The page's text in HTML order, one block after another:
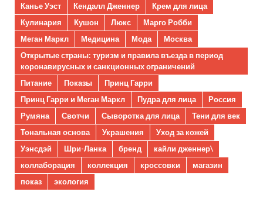
Канье Уэст
Кендалл Дженнер
Крем для лица
Кулинария
Кушон Люкс
Марго Робби
Меган Маркл
Медицина Мода
Москва
Открытые страны: туризм и правила въезда в период
коронавирусных и санкционных ограничений
Питание
Показы
Принц Гарри
Принц Гарри и Меган Маркл
Пудра для лица
Россия
Румяна
Свотчи Сыворотка для лица
Тени для век
Тональная основа
Украшения
Уход за кожей
Уэнсдэй
Шри-Ланка бренд
кайли дженнер\
коллаборация
коллекция кроссовки
магазин
показ
экология